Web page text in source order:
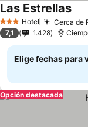
3 Estrellas
Hotel Cerca de
Las Estrellas
7,1 1.428
Elige fechas para
Opción destacada